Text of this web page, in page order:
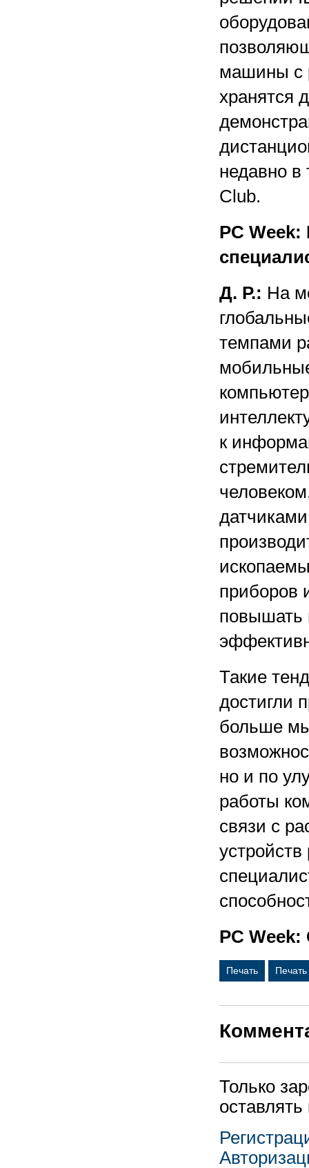
машины с
хранятся
недавно в
Club.
PC Week:
Д. Р.: На
темпами
к
приборов
повышать
Такие
достигли
больше
но и по
работы
связи с
устройств
PC Week:
Печать
Только